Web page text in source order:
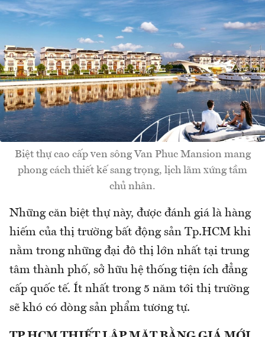
Biệt thự cao cấp ven sông Van Phuc Mansion mang
phong cách thiết kế sang trọng, lịch lãm xứng tầm
chủ nhân.
Những căn biệt thự này, được đánh giá là hàng
hiếm của thị trường bất động sản Tp.HCM khi
nằm trong những đại đô thị lớn nhất tại trung
tâm thành phố, sở hữu hệ thống tiện ích đẳng
cấp quốc tế. Ít nhất trong 5 năm tới thị trường
sẽ khó có dòng sản phẩm tương tự.